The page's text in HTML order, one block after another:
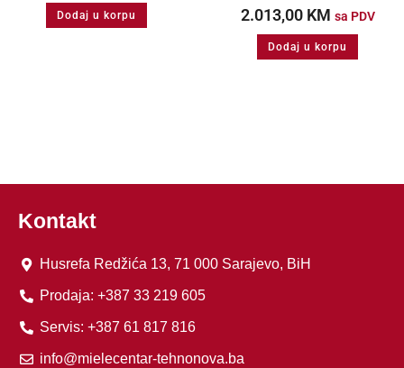
Dodaj u korpu 2.013,00 KM sa PDV
Dodaj u korpu
Kontakt
Husrefa Redžića 13, 71 000 Sarajevo, BiH
Prodaja: +387 33 219 605
Servis: +387 61 817 816
info@mielecentar-tehnonova.ba